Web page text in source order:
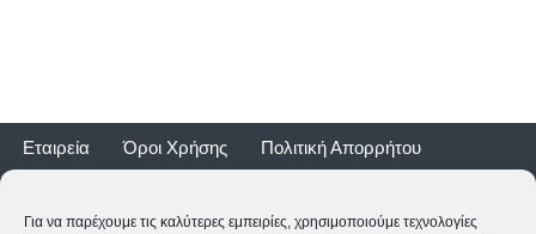
Για να παρέχουμε τις καλύτερες εμπειρίες, χρησιμοποιούμε τεχνολογίες
Εταιρεία Όροι Χρήσης
Πολιτική Απορρήτου